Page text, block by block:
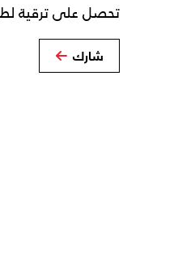
تحصل على ترقية
شارك